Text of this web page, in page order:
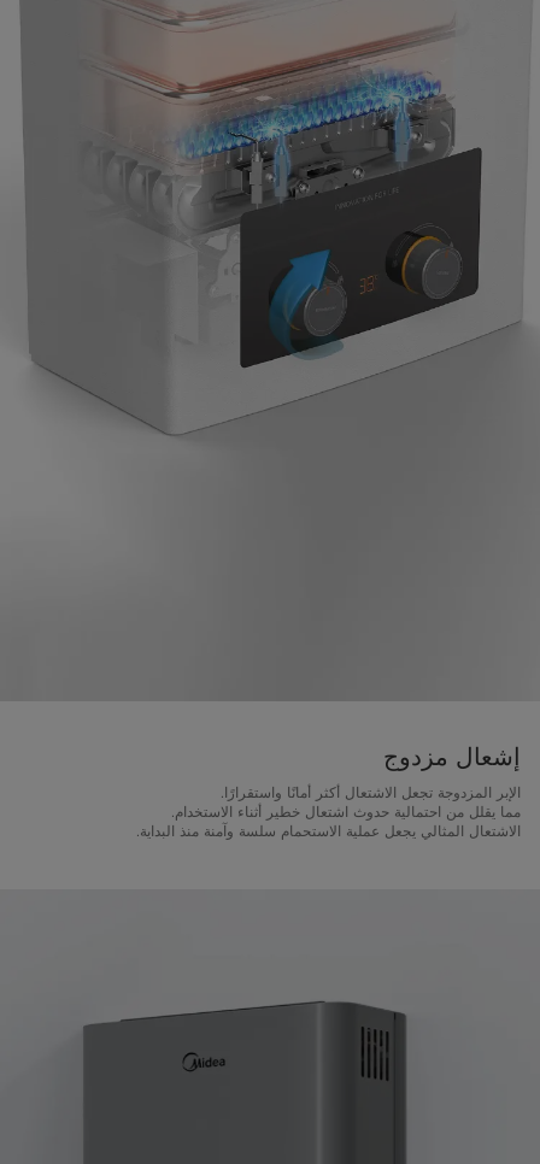
إشعال مزدوج
الإبر المزدوجة تجعل الاشتعال أكثر أمانًا واستقرارًا.
مما يقلل من احتمالية حدوث اشتعال خطير أثناء الاستخدام.
الاشتعال المثالي يجعل عملية الاستحمام سلسة وآمنة منذ البداية.